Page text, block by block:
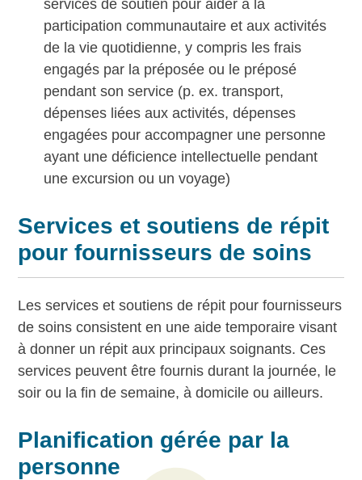
services de soutien pour aider à la
participation communautaire et aux activités
de la vie quotidienne, y compris les frais
engagés par la préposée ou le préposé
pendant son service (p. ex. transport,
dépenses liées aux activités, dépenses
engagées pour accompagner une personne
ayant une déficience intellectuelle pendant
une excursion ou un voyage)
Services et soutiens de répit
pour fournisseurs de soins
Les services et soutiens de répit pour fournisseurs
de soins consistent en une aide temporaire visant
à donner un répit aux principaux soignants. Ces
services peuvent être fournis durant la journée, le
soir ou la fin de semaine, à domicile ou ailleurs.
Planification gérée par la
personne